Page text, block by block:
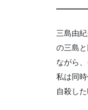
三島由
の三島
ながら
私は同
自殺し